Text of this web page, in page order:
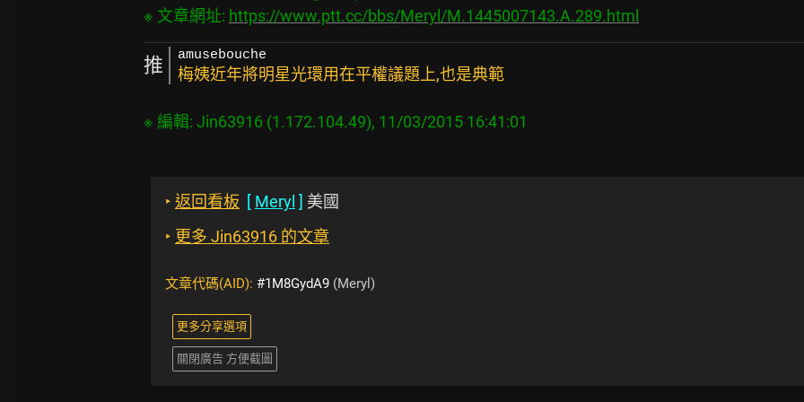
※ 文章網址: https://www.ptt.cc/bbs/Meryl/M.1445007143.A.289.html
推 amusebouche
梅姨近年將明星光環用在平權議題上,也是典範
‣ 返回看板 [ Meryl ] 美國
‣ 更多 Jin63916 的文章
文章代碼(AID): #1M8GydA9 (Meryl)
更多分享選項
關閉廣告 方便截圖